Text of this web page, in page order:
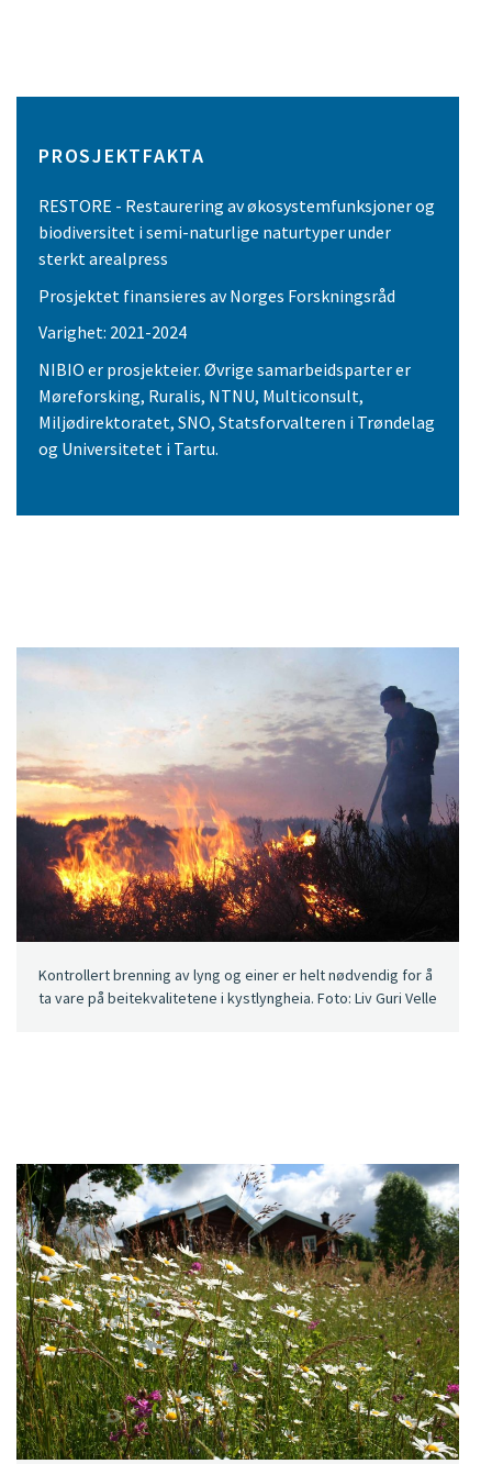
PROSJEKTFAKTA
RESTORE - Restaurering av økosystemfunksjoner og
biodiversitet i semi-naturlige naturtyper under
sterkt arealpress
Prosjektet finansieres av Norges Forskningsråd
Varighet: 2021-2024
NIBIO er prosjekteier. Øvrige samarbeidsparter er
Møreforsking, Ruralis, NTNU, Multiconsult,
Miljødirektoratet, SNO, Statsforvalteren i Trøndelag
og Universitetet i Tartu.
Kontrollert brenning av lyng og einer er helt nødvendig for å
ta vare på beitekvalitetene i kystlyngheia. Foto: Liv Guri Velle